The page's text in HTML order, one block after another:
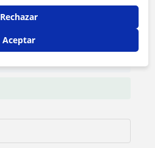
Rechazar
Aceptar